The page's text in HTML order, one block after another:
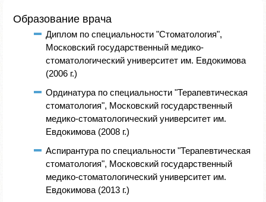
Образование врача
Диплом по специальности "Стоматология",
Московский государственный медико-
стоматологический университет им. Евдокимова
(2006 г.)
Ординатура по специальности "Терапевтическая
стоматология", Московский государственный
медико-стоматологический университет им.
Евдокимова (2008 г.)
Аспирантура по специальности "Терапевтическая
стоматология", Московский государственный
медико-стоматологический университет им.
Евдокимова (2013 г.)